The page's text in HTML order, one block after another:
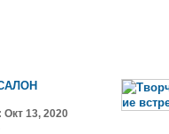
13, 2020